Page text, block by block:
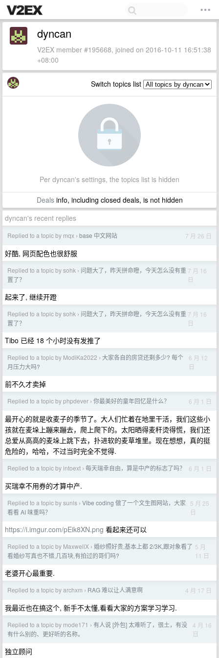
dyncan
V2EX member #195668, joined on 2016-10-11 16:51:38
+08:00
Switch topics list
Per dyncan's settings, the topics list is hidden
Dealsinfo, including closed deals, is not hidden
dyncan's recent replies
Replied to a topic by mqx › base 中文网站 7 月 26 日
好酷, 网页配色也很舒服
Replied to a topic by sohk › 问题大了，昨天拼命瞪，今天怎么没有重
置了？
7 月 16
日
起来了, 继续开蹬
Replied to a topic by sohk › 问题大了，昨天拼命瞪，今天怎么没有重
置了？
7 月 16
日
Tibo 已经 18 个小时没有发推了
Replied to a topic by ModiKa2022 › 大家各自的房贷还剩多少? 每个
月压力大吗?
6 月 12
日
前不久才卖掉
Replied to a topic by phpdever › 你最美好的童年回忆是什么？ 6 月 1 日
最开心的就是收麦子的季节了。大人们忙着在地里干活，我们这些小
孩就在麦垛上蹦来蹦去，爬上爬下的。太阳晒得麦秆烫得慌，我们还
总爱从高高的麦垛上跳下去，扑进软的麦草堆里。现在想想，真的挺
危险的，哈哈，不过当时完全不觉得.
Replied to a topic by intoext › 每天瑞幸自由，算是中产的标志了吗？ 6 月 1 日
买瑞幸不用券的才算中产.
Replied to a topic by sunls › Vibe coding 做了一个文生图网站，大家
看看 AI 味重吗？
5 月 25
日
https://i.imgur.com/pEik8XN.png 看起来还可以
Replied to a topic by MaxwellX › 婚纱照好贵,基本上都 2/3K,跟对象看了
看婚纱写真也不错,几百块,有拍过的哥们吗?
5 月
11 日
老婆开心最重要.
Replied to a topic by archxm › RAG 难以让人满意啊 4 月 17 日
我最近也在搞这个, 新手不太懂,看看大家的方案学习学习.
Replied to a topic by mode171 › 有人说 [外包] 太难听了，很土，有没
有什么别的、更好听的名称。
4 月 16
日
独立顾问